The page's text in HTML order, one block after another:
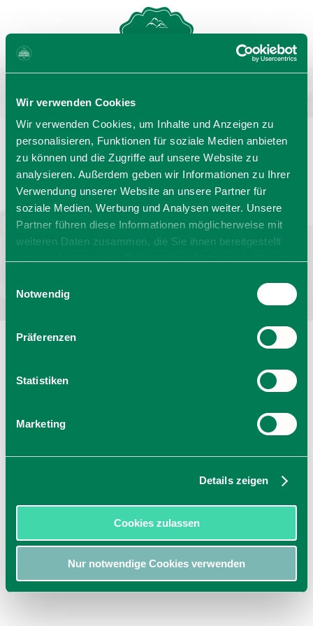
Wir verwenden Cookies
Wir verwenden Cookies, um Inhalte und Anzeigen zu
personalisieren, Funktionen für soziale Medien anbieten
zu können und die Zugriffe auf unsere Website zu
analysieren. Außerdem geben wir Informationen zu Ihrer
Verwendung unserer Website an unsere Partner für
soziale Medien, Werbung und Analysen weiter. Unsere
Partner führen diese Informationen möglicherweise mit
weiteren Daten zusammen, die Sie ihnen bereitgestellt
Cookies, wenn Sie unsere Webseite weiterhin nutzen.
Notwendig
Präferenzen
Statistiken
Marketing
Details zeigen
Cookies zulassen
Nur notwendige Cookies verwenden
Sprache wählen: DE EN IT
Barrierefrei reisen Filmregion
Prospekte
Kontakt
Impressum
Datenschutz
Erklärung zur Barrierefreiheit
Bayern - traditionell anders
GASTGEBERSUCHE